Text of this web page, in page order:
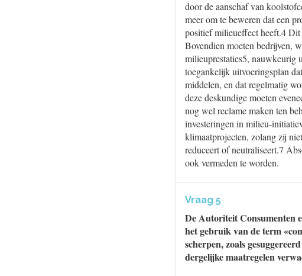
door de aanschaf van
meer om te beweren dat een
positief milieueffect heeft.4 Dit
Bovendien moeten bedrijven,
milieuprestaties5, nauwkeurig
toegankelijk uitvoeringsplan
middelen, en dat regelmatig
deze deskundige moeten
nog wel reclame maken ten
investeringen in milieu-
klimaatprojecten, zolang zij
reduceert of neutraliseert.7
ook vermeden te worden.
Vraag 5
De Autoriteit Consumenten
het gebruik van de term
scherpen, zoals
dergelijke maatregelen